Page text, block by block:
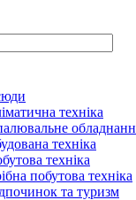
техніка
техніка
техніка
побутова техніка
та туризм